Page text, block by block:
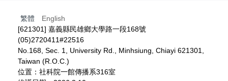
繁體
English
[621301] 嘉義縣民雄鄉大學路一段168號
(05)2720411#22516
No.168, Sec. 1, University Rd., Minhsiung, Chiayi 621301,
Taiwan (R.O.C.)
位置：社科院一館傳播系316室